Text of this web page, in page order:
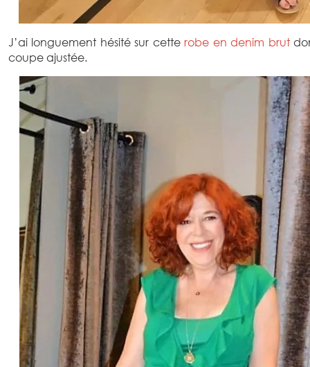
J’ai longuement hésité sur cetterobe en denim brut
coupe ajustée.